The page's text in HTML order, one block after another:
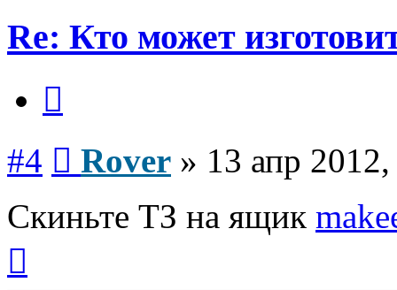
Re: Кто может
#4 Rover » 13 апр
Скиньте ТЗ на ящик
началу